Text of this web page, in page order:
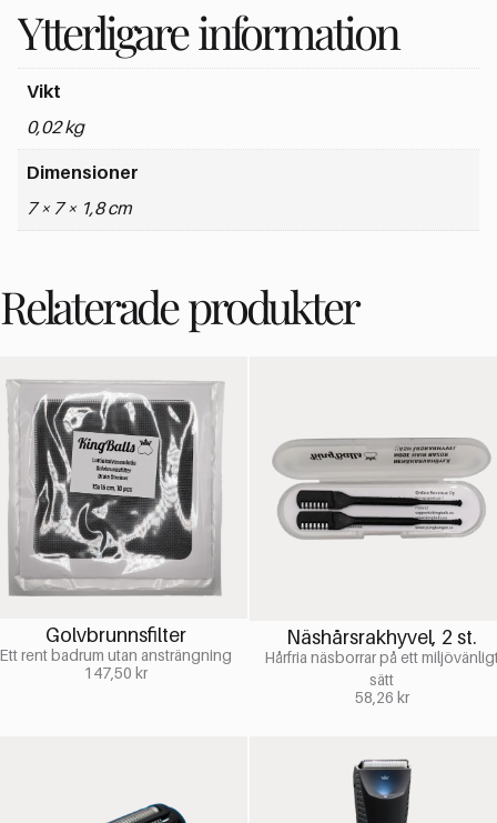
Ytterligare information
Vikt
0,02 kg
Dimensioner
7 × 7 × 1,8 cm
Relaterade produkter
Golvbrunnsfilter
Ett rent badrum utan ansträngning
147,50 kr
Näshårsrakhyvel, 2 st.
Hårfria näsborrar på ett
sätt
58,26 kr